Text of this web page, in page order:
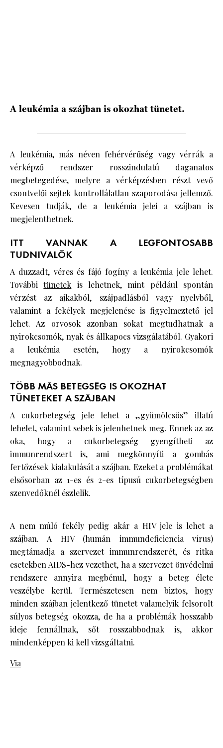
A leukémia a szájban is okozhat tünetet.
A leukémia, más néven fehérvérűség vagy vérrák a
vérképző rendszer rosszindulatú daganatos
megbetegedése, melyre a vérképzésben részt vevő
csontvelői sejtek kontrollálatlan szaporodása jellemző.
Kevesen tudják, de a leukémia jelei a szájban is
megjelenthetnek.
ITT VANNAK A LEGFONTOSABB
TUDNIVALÓK
A duzzadt, véres és fájó fogíny a leukémia jele lehet.
Továbbitünetek is lehetnek, mint például spontán
vérzést az ajkakból, szájpadlásból vagy nyelvből,
valamint a fekélyek megjelenése is figyelmeztető jel
lehet. Az orvosok azonban sokat megtudhatnak a
nyirokcsomók, nyak és állkapocs vizsgálatából. Gyakori
a leukémia esetén, hogy a nyirokcsomók
megnagyobbodnak.
TÖBB MÁS BETEGSÉG IS OKOZHAT
TÜNETEKET A SZÁJBAN
A cukorbetegség jele lehet a „gyümölcsös” illatú
lehelet, valamint sebek is jelenhetnek meg. Ennek az az
oka, hogy a cukorbetegség gyengítheti az
immunrendszert is, ami megkönnyíti a gombás
fertőzések kialakulását a szájban. Ezeket a problémákat
elsősorban az 1-es és 2-es típusú cukorbetegségben
szenvedőknél észlelik.
A nem múló fekély pedig akár a HIV jele is lehet a
szájban. A HIV (humán immundeficiencia vírus)
megtámadja a szervezet immunrendszerét, és ritka
esetekben AIDS-hez vezethet, ha a szervezet önvédelmi
rendszere annyira megbénul, hogy a beteg élete
veszélybe kerül. Természetesen nem biztos, hogy
minden szájban jelentkező tünetet valamelyik felsorolt
súlyos betegség okozza, de ha a problémák hosszabb
ideje fennállnak, sőt rosszabbodnak is, akkor
mindenképpen ki kell vizsgáltatni.
Via